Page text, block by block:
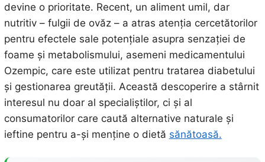
devine o prioritate. Recent, un aliment umil, dar
nutritiv – fulgii de ovăz – a atras atenția cercetătorilor
pentru efectele sale potențiale asupra senzației de
foame și metabolismului, asemeni medicamentului
Ozempic, care este utilizat pentru tratarea diabetului
și gestionarea greutății. Această descoperire a stârnit
interesul nu doar al specialiștilor, ci și al
consumatorilor care caută alternative naturale și
ieftine pentru a-și menține o dietă sănătoasă.